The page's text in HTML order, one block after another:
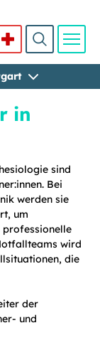
in
sind
Bei
werden sie
um
professionelle
wird
die
der
und